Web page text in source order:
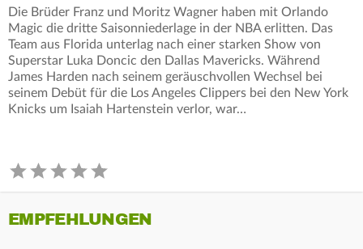
Die Brüder Franz und Moritz Wagner haben mit Orlando
Magic die dritte Saisonniederlage in der NBA erlitten. Das
Team aus Florida unterlag nach einer starken Show von
Superstar Luka Doncic den Dallas Mavericks. Während
James Harden nach seinem geräuschvollen Wechsel bei
seinem Debüt für die Los Angeles Clippers bei den New York
Knicks um Isaiah Hartenstein verlor, war…
EMPFEHLUNGEN